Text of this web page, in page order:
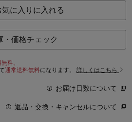
気に入りに入れる
・価格チェック
料。
通常送料無料になります。 詳しくはこちら
お届け日数について
返品・交換・キャンセルについて